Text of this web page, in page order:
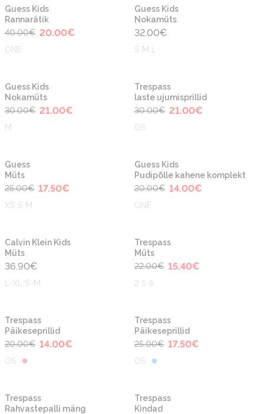
-50%
Guess Kids
Rannarätik
40.00€ 20.00€
ONE
Guess Kids
Nokamüts
32.00€
S M L
-30%
Guess Kids
Nokamüts
30.00€ 21.00€
M
Trespass
laste ujumisprillid
30.00€ 21.00€
OS
Guess
Müts
25.00€ 17.50€
XS S M
-30%
Guess Kids
Pudipõlle kahene komplekt
20.00€ 14.00€
ONE
Calvin Klein Kids
Müts
36.90€
L-XL S-M
Trespass
Müts
22.00€ 15.40€
2 5 8
Trespass
Päikeseprillid
20.00€ 14.00€
OS
Trespass
Päikeseprillid
25.00€ 17.50€
OS
Trespass
Rahvastepalli mäng
Trespass
Kindad